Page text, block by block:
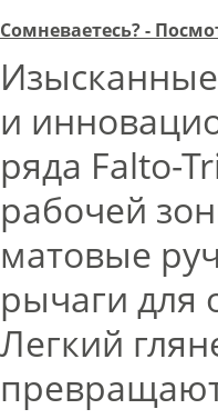
Сомневаетесь? -
и
ряда Falto-
рабочей
матовые
рычаги для
Легкий